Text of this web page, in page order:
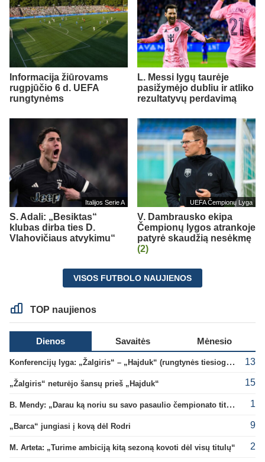
Informacija žiūrovams
rugpjūčio 6 d. UEFA
rungtynėms
L. Messi lygų taurėje
pasižymėjo dubliu ir atliko
rezultatyvų perdavimą
Italijos Serie A
S. Adali: „Besiktas“
klubas dirba ties D.
Vlahovičiaus atvykimu“
UEFA Čempionų Lyga
V. Dambrausko ekipa
Čempionų lygos atrankoje
patyrė skaudžią nesėkmę
(2)
VISOS FUTBOLO NAUJIENOS
TOP naujienos
Dienos Savaitės Mėnesio
Konferencijų lyga: „Žalgiris“ – „Hajduk“ (rungtynės tiesiogiai) 13
„Žalgiris“ neturėjo šansų prieš „Hajduk“ 15
B. Mendy: „Darau ką noriu su savo pasaulio čempionato titulu“ 1
„Barca“ jungiasi į kovą dėl Rodri 9
M. Arteta: „Turime ambiciją kitą sezoną kovoti dėl visų titulų“ 2